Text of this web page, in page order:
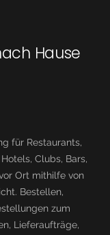
Hause
für Restaurants,
Clubs, Bars,
Ort mithilfe von
Bestellen,
zum
Lieferaufträge,